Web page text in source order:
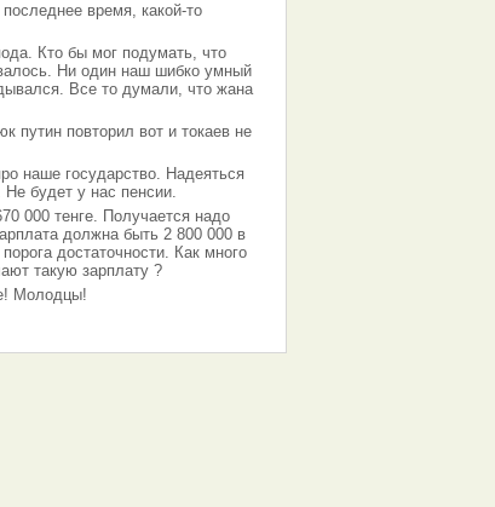
время, какой-то
Кто бы мог подумать, что
Ни один наш шибко умный
Все то думали, что жана
путин повторил вот и токаев не
наше государство. Надеяться
Не будет у нас пенсии.
000 тенге. Получается надо
должна быть 2 800 000 в
достаточности. Как много
такую зарплату ?
Молодцы!